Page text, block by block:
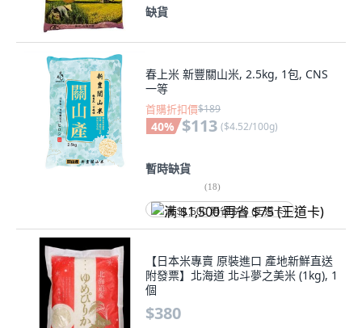
缺貨
春上米 新豐關山米, 2.5kg, 1包, CNS
一等
首購折扣價$189
40% $113 ($4.52/100g)
暫時缺貨
(18)
满 $1,500 再省 $75 (王道卡)
【日本米專賣 原裝進口 產地新鮮直送
附發票】北海道 北斗夢之美米 (1kg), 1
個
$380